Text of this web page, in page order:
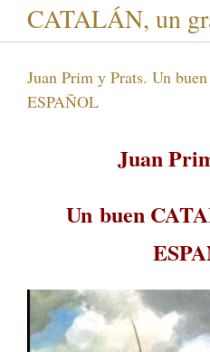
CATALÁN, un
Juan Prim y Prats. Un
ESPAÑOL
Juan
Un buen